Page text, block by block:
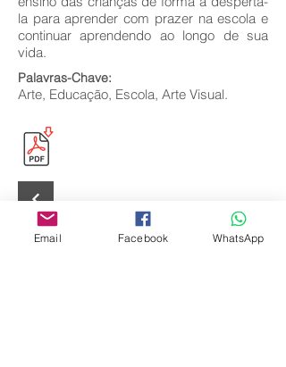
la para aprender com prazer na escola e
continuar aprendendo ao longo de sua
vida.
Palavras-Chave:
Arte, Educação, Escola, Arte Visual.
Email Facebook WhatsApp